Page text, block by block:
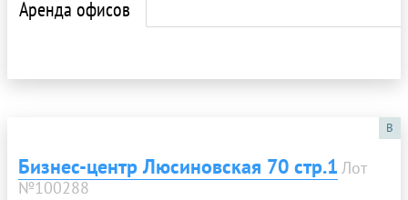
Аренда офисов
B
Бизнес-центр Люсиновская 70 стр.1 Лот
№100288